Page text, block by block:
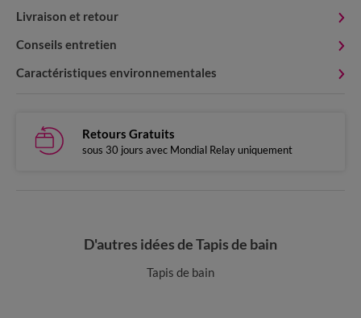
Livraison et retour
Conseils entretien
Caractéristiques environnementales
Retours Gratuits
sous 30 jours avec Mondial Relay uniquement
D'autres idées de Tapis de bain
Tapis de bain